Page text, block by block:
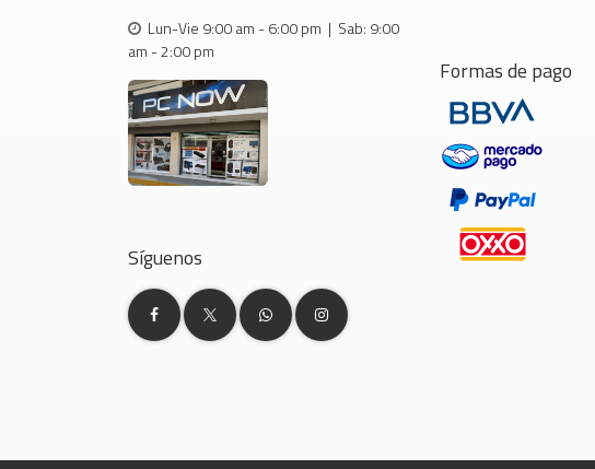
Lun-Vie 9:00 am - 6:00 pm | Sab: 9:00
am - 2:00 pm
Síguenos
Formas de pago